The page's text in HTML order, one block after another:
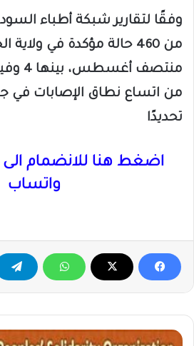
وفقًا لتقارير شبكة أطباء
من 460 حالة مؤكدة في
من اتساع نطاق الإصابات في
تحديدًا
اضغط هنا للانضمام
واتساب
منظمة